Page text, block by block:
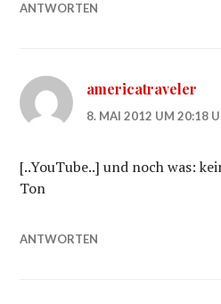
ANTWORTEN
americatraveler
8. MAI 2012 UM 20:18
[..YouTube..] und noch was:
Ton
ANTWORTEN